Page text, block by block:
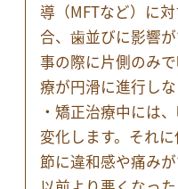
導（MFTなど）に
合、歯並びに影響
事の際に片側のみ
療が円滑に進行しな
・矯正治療中には
変化します。それ
節に違和感や痛み